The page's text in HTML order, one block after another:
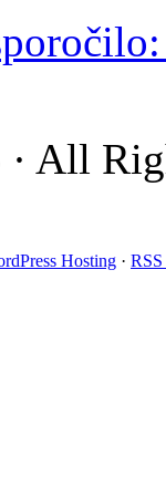
All
Hosting · RSS